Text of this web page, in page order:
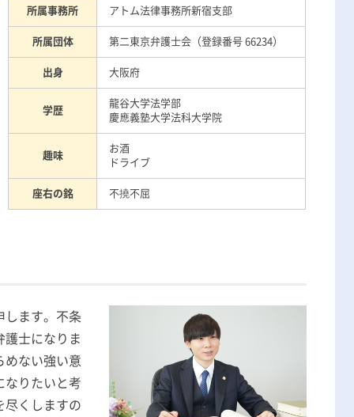
ムについて
弁護士紹介
アクセス
無料相談の口コミ評判
所属事務所 アトム法律事務所新宿支部
所属団体 第二東京弁護士会（登録番号 66234）
出身 大阪府
学歴
龍谷大学法学部
慶應義塾大学法科大学院
趣味
お酒
ドライブ
座右の銘 不撓不屈
します。不条
護士になりま
めない強い意
なりたいと考
尽くしますの